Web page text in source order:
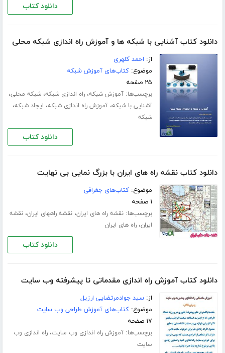
دانلود کتاب
دانلود کتاب آشنایی با شبکه ها و آموزش راه اندازی شبکه محلی
از: احمد کلهری
موضوع:کتاب‌های آموزش شبکه
۲۵ صفحه
برچسب‌ها:آموزش شبکه،راه اندازی شبکه،شبکه محلی،
آشنایی با شبکه،آموزش راه اندازی شبکه، ایجاد شبکه،
شبکه
دانلود کتاب
دانلود کتاب نقشه راه های ایران با بزرگ نمایی بی نهایت
موضوع:کتاب‌های جغرافی
۱ صفحه
برچسب‌ها:نقشه راه های ایران،نقشه راههای ایران،نقشه
ایران،راه های ایران
دانلود کتاب
دانلود کتاب آموزش راه اندازی مقدماتی تا پیشرفته وب سایت
از:سید جوادمرتضایی ارزیل
موضوع:کتاب‌های آموزش طراحی وب سایت
۱۷ صفحه
برچسب‌ها:آموزش راه اندازی وب سایت،راه اندازی وب
سایت